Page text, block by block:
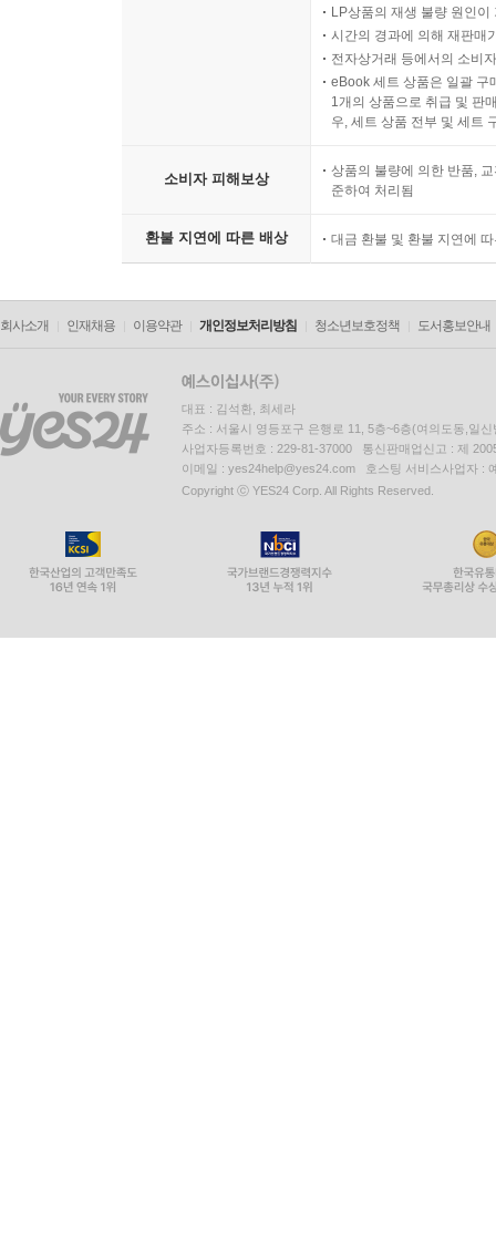
LP상품의 재생 불량 원인
시간의 경과에 의해 재판매
전자상거래 등에서의 소비
eBook 세트 상품은 일괄 구
1개의 상품으로 취급 및 판
우, 세트 상품 전부 및 세트
소비자 피해보상
상품의 불량에 의한 반품,
준하여 처리됨
환불 지연에 따른 배상 대금 환불 및 환불 지연에
회사소개 인재채용 이용약관 개인정보처리방침 청소년보호정책 도서홍보안내
대표 : 김석환, 최세라
주소 : 서울시 영등포구 은행로 11, 5층~6층(여의도동,일신
사업자등록번호 : 229-81-37000 통신판매업신고 : 제
이메일 : yes24help@yes24.com 호스팅 서비스사업자 :
Copyright ⓒ YES24 Corp. All Rights Reserved.